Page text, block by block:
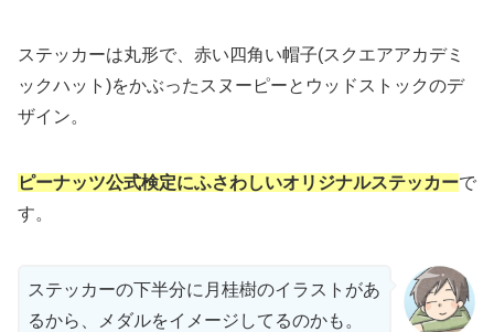
ステッカーは丸形で、赤い四角い帽子(スクエアアカデミ
ックハット)をかぶったスヌーピーとウッドストックのデ
ザイン。
ピーナッツ公式検定にふさわしいオリジナルステッカーで
す。
ステッカーの下半分に月桂樹のイラストがあ
るから、メダルをイメージしてるのかも。